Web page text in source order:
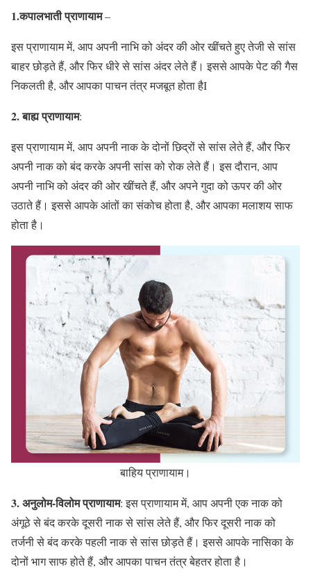
1.कपालभाती प्राणायाम–
इस प्राणायाम में, आप अपनी नाभि को अंदर की ओर खींचते हुए तेजी से सांस
बाहर छोड़ते हैं, और फिर धीरे से सांस अंदर लेते हैं। इससे आपके पेट की गैस
निकलती है, और आपका पाचन तंत्र मजबूत होता हैI
2. बाह्य प्राणायाम:
इस प्राणायाम में, आप अपनी नाक के दोनों छिद्रों से सांस लेते हैं, और फिर
अपनी नाक को बंद करके अपनी सांस को रोक लेते हैं। इस दौरान, आप
अपनी नाभि को अंदर की ओर खींचते हैं, और अपने गुदा को ऊपर की ओर
उठाते हैं। इससे आपके आंतों का संकोच होता है, और आपका मलाशय साफ
होता है।
बाहिय प्राणायाम।
3. अनुलोम-विलोम प्राणायाम: इस प्राणायाम में, आप अपनी एक नाक को
अंगूठे से बंद करके दूसरी नाक से सांस लेते हैं, और फिर दूसरी नाक को
तर्जनी से बंद करके पहली नाक से सांस छोड़ते हैं। इससे आपके नासिका के
दोनों भाग साफ होते हैं, और आपका पाचन तंत्र बेहतर होता है।